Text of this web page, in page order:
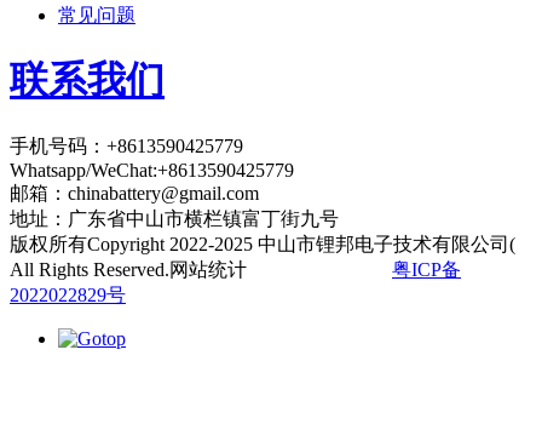
常见问题
联系我们
手机号码：+8613590425779
Whatsapp/WeChat:+8613590425779
邮箱： chinabattery@gmail.com
地址：广东省中山市横栏镇富丁街九号
版权所有Copyright 2022-2025 中山市锂邦电子技术有限公司(
All Rights Reserved.网站统计 粤ICP备
2022022829号